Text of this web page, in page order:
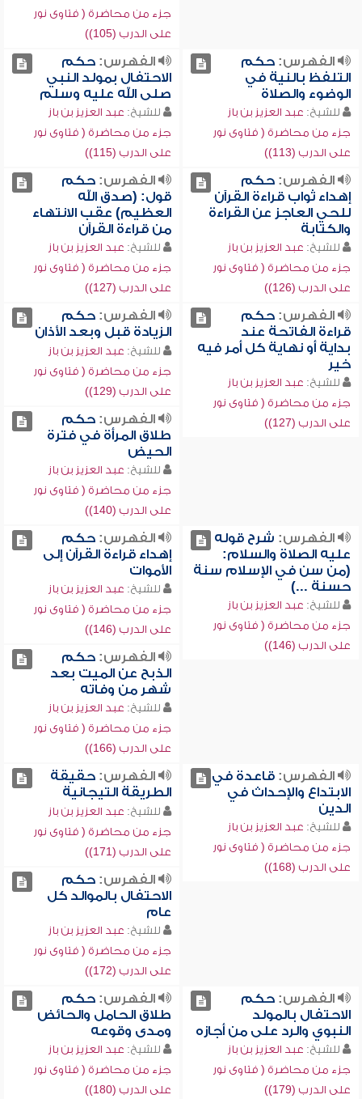
جزء من محاضرة ( فتاوى نور
على الدرب (105))
الفهرس:حكم
التلفظ بالنية في
الوضوء والصلاة
للشيخ: عبد العزيز بن باز
جزء من محاضرة ( فتاوى نور
على الدرب (113))
الفهرس:حكم
الاحتفال بمولد النبي
صلى الله عليه وسلم
للشيخ: عبد العزيز بن باز
جزء من محاضرة ( فتاوى نور
على الدرب (115))
الفهرس:حكم
إهداء ثواب قراءة القرآن
للحي العاجز عن القراءة
والكتابة
للشيخ: عبد العزيز بن باز
جزء من محاضرة ( فتاوى نور
على الدرب (126))
الفهرس:حكم
قول: (صدق الله
العظيم) عقب الانتهاء
من قراءة القرآن
للشيخ: عبد العزيز بن باز
جزء من محاضرة ( فتاوى نور
على الدرب (127))
الفهرس:حكم
قراءة الفاتحة عند
بداية أو نهاية كل أمر فيه
خير
للشيخ: عبد العزيز بن باز
جزء من محاضرة ( فتاوى نور
على الدرب (127))
الفهرس:حكم
الزيادة قبل وبعد الأذان
للشيخ: عبد العزيز بن باز
جزء من محاضرة ( فتاوى نور
على الدرب (129))
الفهرس:حكم
طلاق المرأة في فترة
الحيض
للشيخ: عبد العزيز بن باز
جزء من محاضرة ( فتاوى نور
على الدرب (140))
الفهرس: شرح قوله
عليه الصلاة والسلام:
(من سن في الإسلام سنة
حسنة ...)
للشيخ: عبد العزيز بن باز
جزء من محاضرة ( فتاوى نور
على الدرب (146))
الفهرس:حكم
إهداء قراءة القرآن إلى
الأموات
للشيخ: عبد العزيز بن باز
جزء من محاضرة ( فتاوى نور
على الدرب (146))
الفهرس:حكم
الذبح عن الميت بعد
شهر من وفاته
للشيخ: عبد العزيز بن باز
جزء من محاضرة ( فتاوى نور
على الدرب (166))
الفهرس:قاعدة في
الابتداع والإحداث في
الدين
للشيخ: عبد العزيز بن باز
جزء من محاضرة ( فتاوى نور
على الدرب (168))
الفهرس:حقيقة
الطريقة التيجانية
للشيخ: عبد العزيز بن باز
جزء من محاضرة ( فتاوى نور
على الدرب (171))
الفهرس:حكم
الاحتفال بالموالد كل
عام
للشيخ: عبد العزيز بن باز
جزء من محاضرة ( فتاوى نور
على الدرب (172))
الفهرس:حكم
الاحتفال بالمولد
النبوي والرد على من أجازه
للشيخ: عبد العزيز بن باز
جزء من محاضرة ( فتاوى نور
على الدرب (179))
الفهرس:حكم
طلاق الحامل والحائض
ومدى وقوعه
للشيخ: عبد العزيز بن باز
جزء من محاضرة ( فتاوى نور
على الدرب (180))